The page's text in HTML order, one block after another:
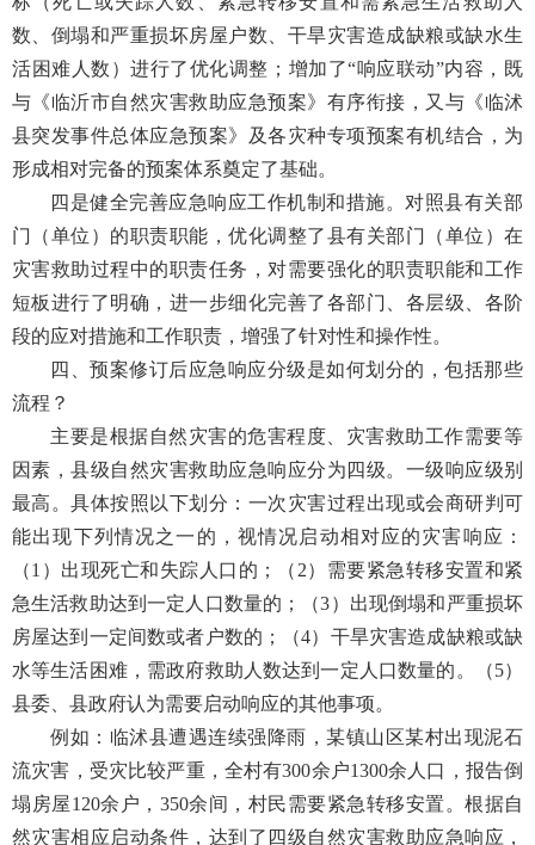
数、倒塌和严重损坏房屋户数、干旱灾害造成缺粮或缺水生
活困难人数）进行了优化调整；增加了“响应联动”内容，既
与《临沂市自然灾害救助应急预案》有序衔接，又与《临沭
县突发事件总体应急预案》及各灾种专项预案有机结合，为
形成相对完备的预案体系奠定了基础。
四是健全完善应急响应工作机制和措施。对照县有关部
门（单位）的职责职能，优化调整了县有关部门（单位）在
灾害救助过程中的职责任务，对需要强化的职责职能和工作
短板进行了明确，进一步细化完善了各部门、各层级、各阶
段的应对措施和工作职责，增强了针对性和操作性。
四、预案修订后应急响应分级是如何划分的，包括那些
流程？
主要是根据自然灾害的危害程度、灾害救助工作需要等
因素，县级自然灾害救助应急响应分为四级。一级响应级别
最高。具体按照以下划分：一次灾害过程出现或会商研判可
能出现下列情况之一的，视情况启动相对应的灾害响应：
（1）出现死亡和失踪人口的；（2）需要紧急转移安置和紧
急生活救助达到一定人口数量的；（3）出现倒塌和严重损坏
房屋达到一定间数或者户数的；（4）干旱灾害造成缺粮或缺
水等生活困难，需政府救助人数达到一定人口数量的。（5）
县委、县政府认为需要启动响应的其他事项。
例如：临沭县遭遇连续强降雨，某镇山区某村出现泥石
流灾害，受灾比较严重，全村有300余户1300余人口，报告倒
塌房屋120余户，350余间，村民需要紧急转移安置。根据自
然灾害相应启动条件，达到了四级自然灾害救助应急响应，